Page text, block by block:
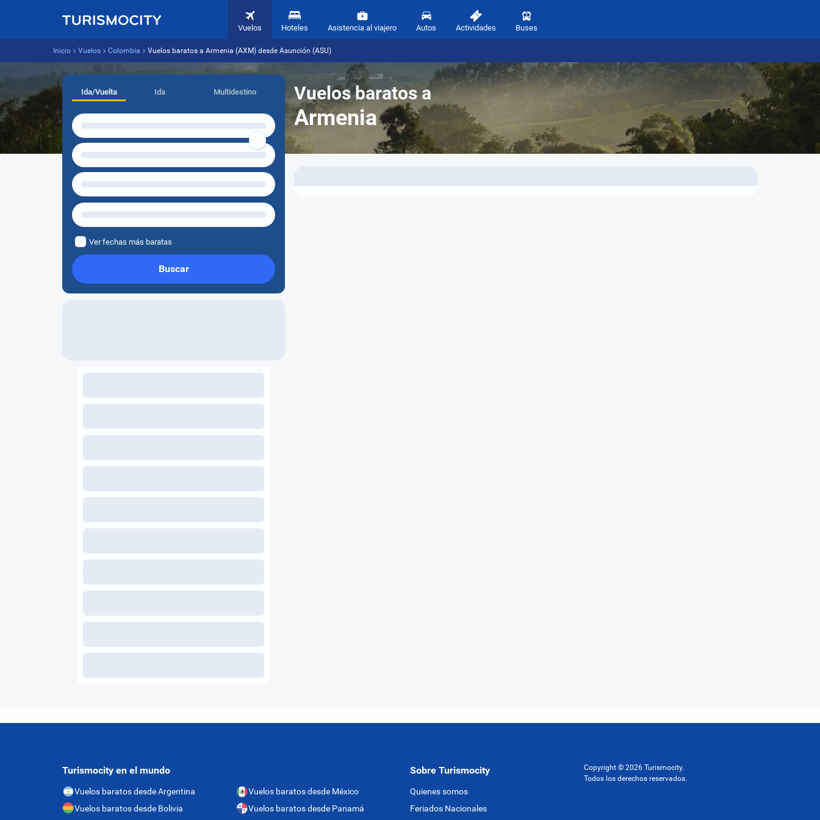
Vuelos Hoteles Asistencia al viajero Autos Actividades Buses
Inicio Vuelos Colombia Vuelos baratos a Armenia (AXM) desde Asunción (ASU)
Vuelos baratos a
Armenia
Ida/Vuelta Ida Multidestino
Ver fechas más baratas
Buscar
Turismocity en el mundo
Vuelos baratos desde Argentina
Vuelos baratos desde Bolivia
Vuelos baratos desde México
Vuelos baratos desde Panamá
Sobre Turismocity
Quienes somos
Feriados Nacionales
Copyright © 2026 Turismocity.
Todos los derechos reservados.